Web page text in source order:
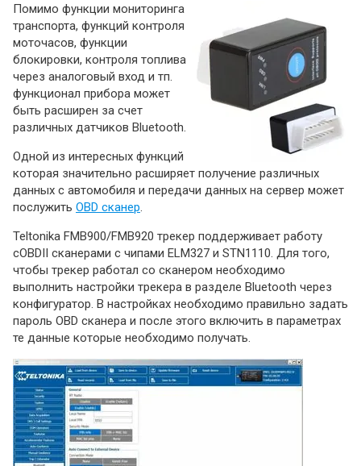
Помимо функции мониторинга
транспорта, функций контроля
моточасов, функции
блокировки, контроля топлива
через аналоговый вход и тп.
функционал прибора может
быть расширен за счет
различных датчиков Bluetooth.
Одной из интересных функций
которая значительно расширяет получение различных
данных с автомобиля и передачи данных на сервер может
послужить OBD сканер.
Teltonika FMB900/FMB920 трекер поддерживает работу
сOBDII сканерами с чипами ELM327 и STN1110. Для того,
чтобы трекер работал со сканером необходимо
выполнить настройки трекера в разделе Bluetooth через
конфигуратор. В настройках необходимо правильно задать
пароль OBD сканера и после этого включить в параметрах
те данные которые необходимо получать.